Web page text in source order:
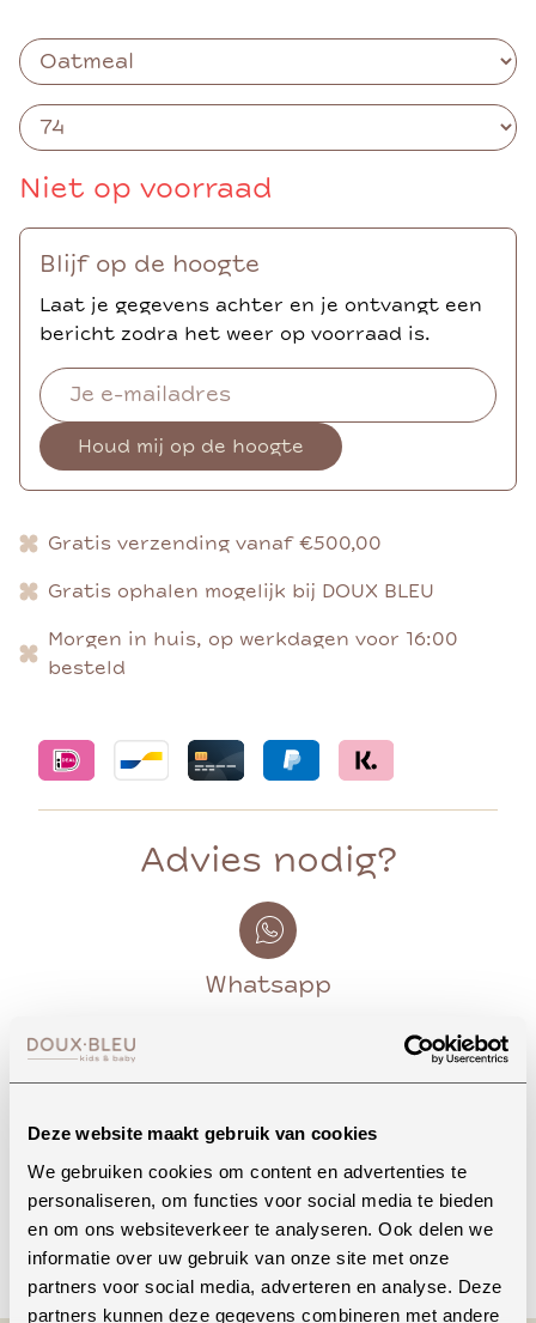
Deze website maakt gebruik van cookies
We gebruiken cookies om content en advertenties te
personaliseren, om functies voor social media te bieden
en om ons websiteverkeer te analyseren. Ook delen we
informatie over uw gebruik van onze site met onze
partners voor social media, adverteren en analyse. Deze
partners kunnen deze gegevens combineren met andere
Niet op voorraad
Blijf op de hoogte
Laat je gegevens achter en je ontvangt een
bericht zodra het weer op voorraad is.
Houd mij op de hoogte
Gratis verzending vanaf €500,00
Gratis ophalen mogelijk bij DOUX BLEU
Morgen in huis, op werkdagen voor 16:00
besteld
Advies nodig?
Whatsapp
Bekijk openingstijden
Bellen